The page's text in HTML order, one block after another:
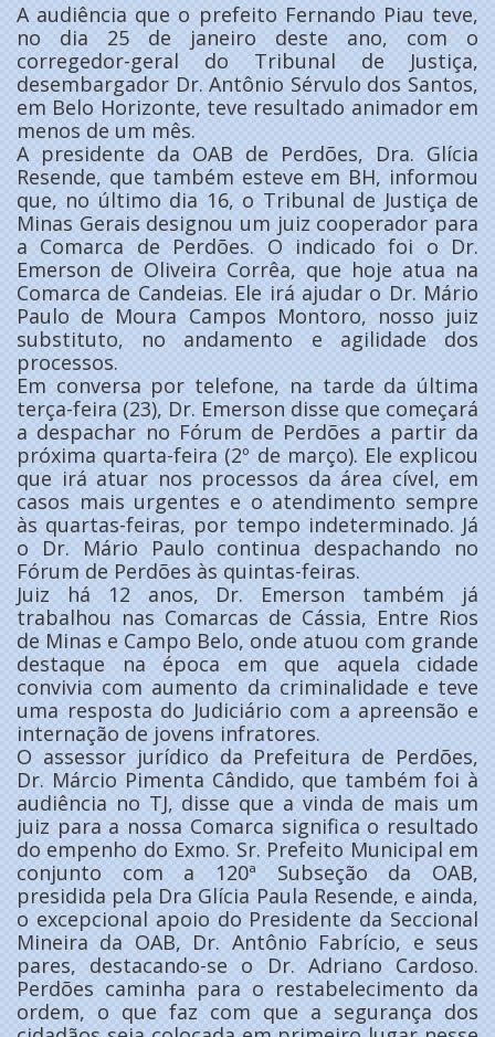
A audiência que o prefeito Fernando Piau teve,
no dia 25 de janeiro deste ano, com o
corregedor-geral do Tribunal de Justiça,
desembargador Dr. Antônio Sérvulo dos Santos,
em Belo Horizonte, teve resultado animador em
menos de um mês.
A presidente da OAB de Perdões, Dra. Glícia
Resende, que também esteve em BH, informou
que, no último dia 16, o Tribunal de Justiça de
Minas Gerais designou um juiz cooperador para
a Comarca de Perdões. O indicado foi o Dr.
Emerson de Oliveira Corrêa, que hoje atua na
Comarca de Candeias. Ele irá ajudar o Dr. Mário
Paulo de Moura Campos Montoro, nosso juiz
substituto, no andamento e agilidade dos
processos.
Em conversa por telefone, na tarde da última
terça-feira (23), Dr. Emerson disse que começará
a despachar no Fórum de Perdões a partir da
próxima quarta-feira (2º de março). Ele explicou
que irá atuar nos processos da área cível, em
casos mais urgentes e o atendimento sempre
às quartas-feiras, por tempo indeterminado. Já
o Dr. Mário Paulo continua despachando no
Fórum de Perdões às quintas-feiras.
Juiz há 12 anos, Dr. Emerson também já
trabalhou nas Comarcas de Cássia, Entre Rios
de Minas e Campo Belo, onde atuou com grande
destaque na época em que aquela cidade
convivia com aumento da criminalidade e teve
uma resposta do Judiciário com a apreensão e
internação de jovens infratores.
O assessor jurídico da Prefeitura de Perdões,
Dr. Márcio Pimenta Cândido, que também foi à
audiência no TJ, disse que a vinda de mais um
juiz para a nossa Comarca significa o resultado
do empenho do Exmo. Sr. Prefeito Municipal em
conjunto com a 120ª Subseção da OAB,
presidida pela Dra Glícia Paula Resende, e ainda,
o excepcional apoio do Presidente da Seccional
Mineira da OAB, Dr. Antônio Fabrício, e seus
pares, destacando-se o Dr. Adriano Cardoso.
Perdões caminha para o restabelecimento da
ordem, o que faz com que a segurança dos